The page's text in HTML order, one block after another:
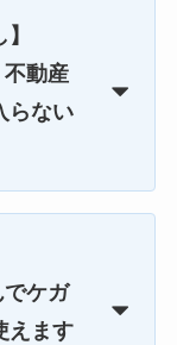
動産
らない
ケガ
えます